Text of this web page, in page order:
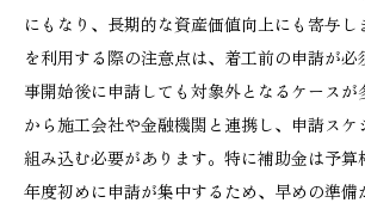
にもなり、長期的な資産価値向上にも寄与
を利用する際の注意点は、着工前の申請が
事開始後に申請しても対象外となるケースが
から施工会社や金融機関と連携し、申請スケ
組み込む必要があります。特に補助金は予算
年度初めに申請が集中するため、早めの準備